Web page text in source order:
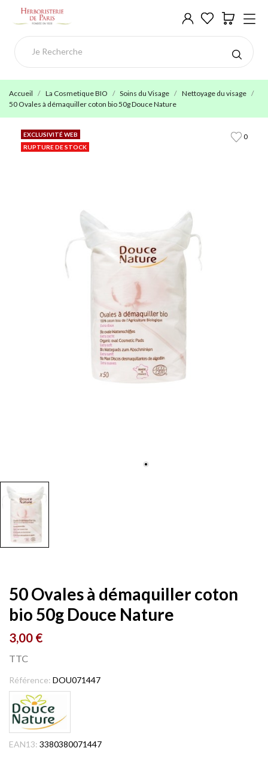
Accueil La Cosmetique BIO Soins du Visage
Nettoyage du visage
50 Ovales à démaquiller coton bio 50g Douce Nature
0
EXCLUSIVITÉ WEB
RUPTURE DE STOCK
50 Ovales à démaquiller coton
bio 50g Douce Nature
3,00 €
TTC
Référence: DOU071447
EAN13: 3380380071447